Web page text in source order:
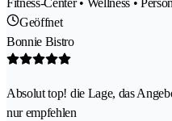
Fitness-Center • Wellness •
Geöffnet
Bonnie Bistro
Absolut top! die Lage, das
nur empfehlen